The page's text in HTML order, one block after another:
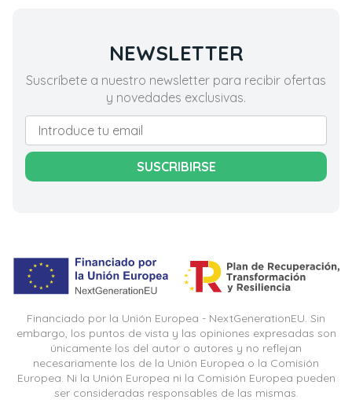
NEWSLETTER
Suscríbete a nuestro newsletter para recibir ofertas
y novedades exclusivas.
SUSCRIBIRSE
Financiado por la Unión Europea - NextGenerationEU. Sin
embargo, los puntos de vista y las opiniones expresadas son
únicamente los del autor o autores y no reflejan
necesariamente los de la Unión Europea o la Comisión
Europea. Ni la Unión Europea ni la Comisión Europea pueden
ser consideradas responsables de las mismas.